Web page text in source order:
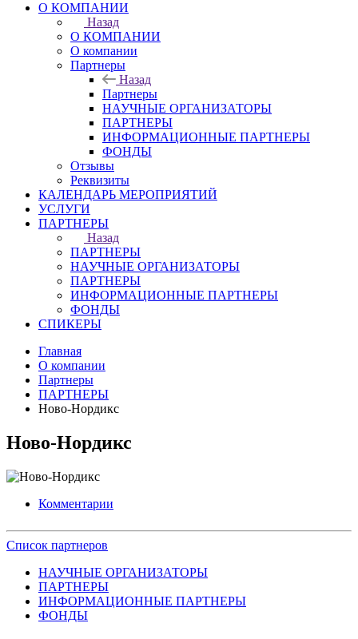
О КОМПАНИИ
Назад
О КОМПАНИИ
О компании
Партнеры
Назад
Партнеры
НАУЧНЫЕ ОРГАНИЗАТОРЫ
ПАРТНЕРЫ
ИНФОРМАЦИОННЫЕ ПАРТНЕРЫ
ФОНДЫ
Отзывы
Реквизиты
КАЛЕНДАРЬ МЕРОПРИЯТИЙ
УСЛУГИ
ПАРТНЕРЫ
Назад
ПАРТНЕРЫ
НАУЧНЫЕ ОРГАНИЗАТОРЫ
ПАРТНЕРЫ
ИНФОРМАЦИОННЫЕ ПАРТНЕРЫ
ФОНДЫ
СПИКЕРЫ
Главная
О компании
Партнеры
ПАРТНЕРЫ
Ново-Нордикс
Ново-Нордикс
Комментарии
Список партнеров
НАУЧНЫЕ ОРГАНИЗАТОРЫ
ПАРТНЕРЫ
ИНФОРМАЦИОННЫЕ ПАРТНЕРЫ
ФОНДЫ